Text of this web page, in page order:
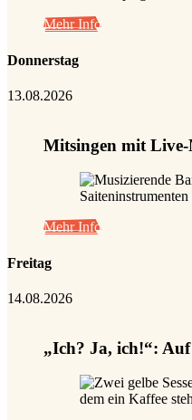
Mehr Info
Donnerstag
13.08.2026
Mitsingen mit
Mehr Info
Freitag
14.08.2026
„Ich? Ja, ich!“: